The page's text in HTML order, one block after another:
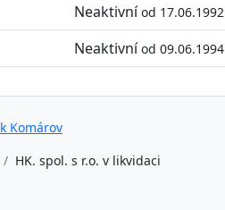
Neaktivníod 17.06.1992
Neaktivníod 09.06.1994
Komárov
HK. spol. s r.o. v likvidaci